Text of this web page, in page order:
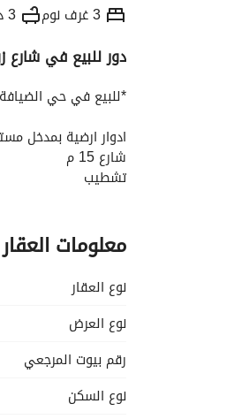
3 غرف نوم 3 دورات مياه
التفاصيل
دور للبيع في
*للبيع في حي
ادوار ارضية بمدخل
شارع 15 م
تشطيب
و حوش يوجد فيه
سعر الدور الاول و الثاني ب
و يوجد مصاعد
معلومات العقار
نوع العقار
نوع العرض
رقم بيوت المرجعي
نوع السكن